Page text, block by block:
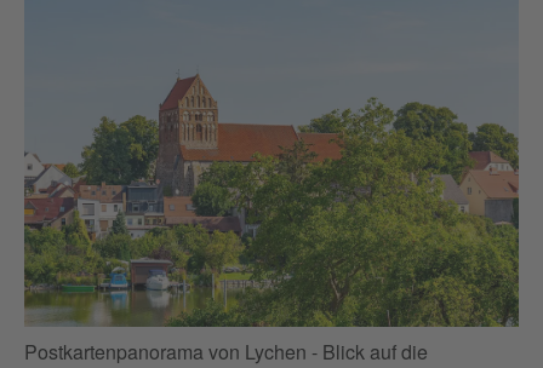
Postkartenpanorama von Lychen - Blick auf die